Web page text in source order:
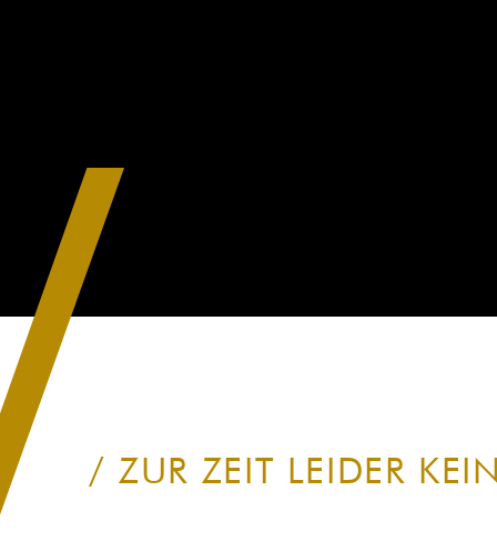
ZUR ZEIT LEIDER